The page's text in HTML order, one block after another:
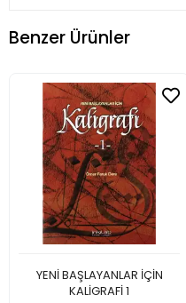
Benzer Ürünler
YENİ BAŞLAYANLAR İÇİN
KALİGRAFİ 1